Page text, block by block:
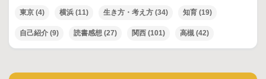
東京 (4) 横浜 (11) 生き方・考え方 (34) 知育 (19)
自己紹介 (9) 読書感想 (27) 関西 (101) 高槻 (42)